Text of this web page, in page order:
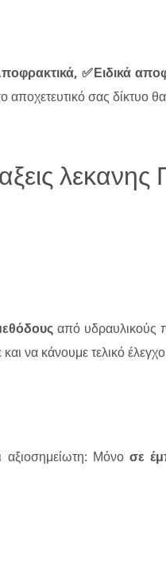
✅Ειδικά
αποχετευτικό σας δίκτυο
από υδραυλικούς
να κάνουμε τελικό έλεγχο
αξιοσημείωτη: Μόνο σε